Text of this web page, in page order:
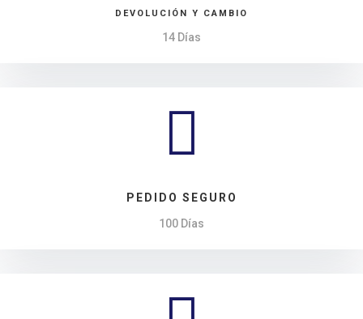
DEVOLUCIÓN Y CAMBIO
14 Días

PEDIDO SEGURO
100 Días